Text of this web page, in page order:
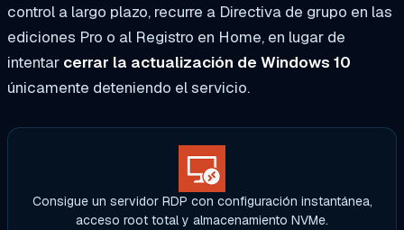
control a largo plazo, recurre a Directiva de grupo en las
ediciones Pro o al Registro en Home, en lugar de
intentar cerrar la actualización de Windows 10
únicamente deteniendo el servicio.
Consigue un servidor RDP con configuración instantánea,
acceso root total y almacenamiento NVMe.